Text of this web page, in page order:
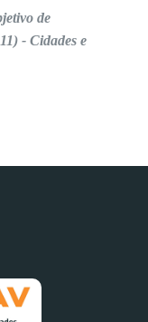
de
- Cidades e